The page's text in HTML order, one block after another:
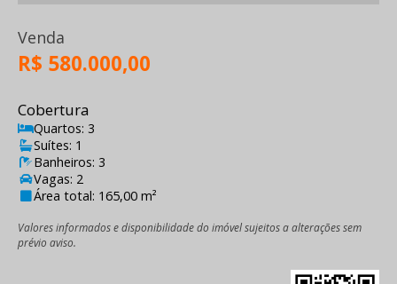
Venda
R$ 580.000,00
Cobertura
Quartos: 3
Suítes: 1
Banheiros: 3
Vagas: 2
Área total: 165,00 m²
Valores informados e disponibilidade do imóvel sujeitos a alterações sem
prévio aviso.